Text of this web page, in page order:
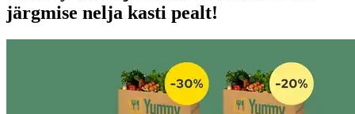
järgmise nelja kasti pealt!